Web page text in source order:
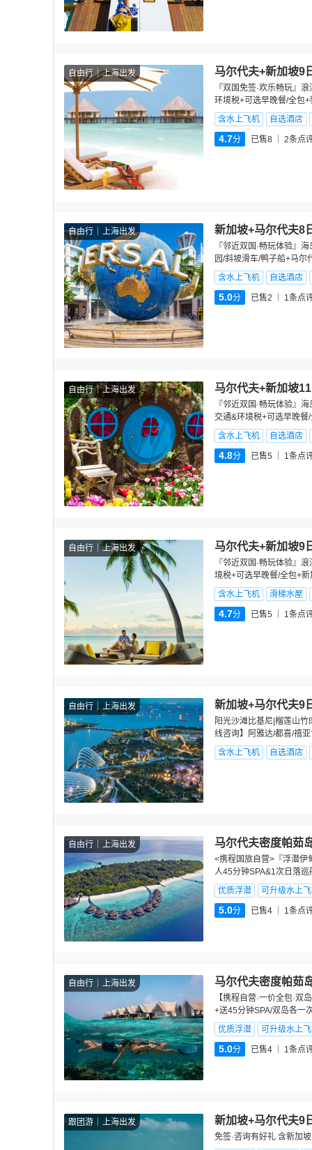
自由行 上海出发 马尔代夫+新加坡9
『双国免签·欢乐畅玩』
环境税+可选早晚餐/全包+
含水上飞机
自选酒店
4.7分 已售8 2条点
自由行 上海出发 新加坡+马尔代夫8
『邻近双国·畅玩体验』
园/斜坡滑车/鸭子船+马尔
含水上飞机
自选酒店
5.0分 已售2 1条点
自由行 上海出发 马尔代夫+新加坡
『邻近双国·畅玩体验』
交通&环境税+可选早晚餐
含水上飞机
自选酒店
4.8分 已售5 1条点
自由行 上海出发 马尔代夫+新加坡9
『邻近双国·畅玩体验』
境税+可选早晚餐/全包+
含水上飞机
滑梯水屋
4.7分 已售5 1条点
自由行 上海出发 新加坡+马尔代夫9
阳光沙滩比基尼|榴莲山
线咨询】阿雅达/都喜/禧
含水上飞机
自选酒店
自由行 上海出发 马尔代夫密度帕茹
<携程国旅自营>『浮潜伊
人45分钟SPA&1次日落
优质浮潜
可升级水上
5.0分 已售4 1条点
自由行 上海出发 马尔代夫密度帕茹
【携程自营·一价全包·
+送45分钟SPA/双岛各一
优质浮潜
可升级水上
5.0分 已售4 1条点
跟团游 上海出发 新加坡+马尔代夫9
免签·咨询有好礼 含新加